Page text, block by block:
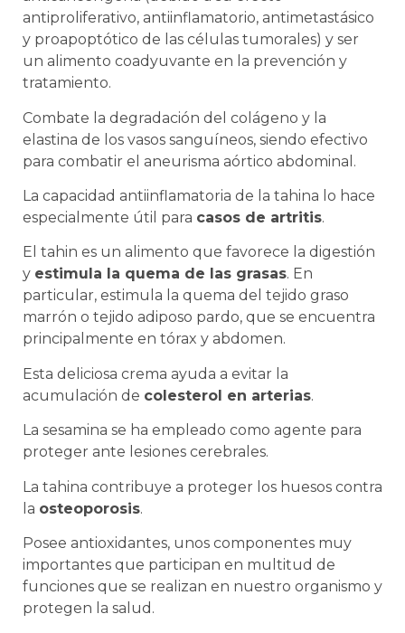
antiproliferativo, antiinflamatorio, antimetastásico
y proapoptótico de las células tumorales) y ser
un alimento coadyuvante en la prevención y
tratamiento.
Combate la degradación del colágeno y la
elastina de los vasos sanguíneos, siendo efectivo
para combatir el aneurisma aórtico abdominal.
La capacidad antiinflamatoria de la tahina lo hace
especialmente útil para casos de artritis.
El tahin es un alimento que favorece la digestión
y estimula la quema de las grasas. En
particular, estimula la quema del tejido graso
marrón o tejido adiposo pardo, que se encuentra
principalmente en tórax y abdomen.
Esta deliciosa crema ayuda a evitar la
acumulación de colesterol en arterias.
La sesamina se ha empleado como agente para
proteger ante lesiones cerebrales.
La tahina contribuye a proteger los huesos contra
la osteoporosis.
Posee antioxidantes, unos componentes muy
importantes que participan en multitud de
funciones que se realizan en nuestro organismo y
protegen la salud.